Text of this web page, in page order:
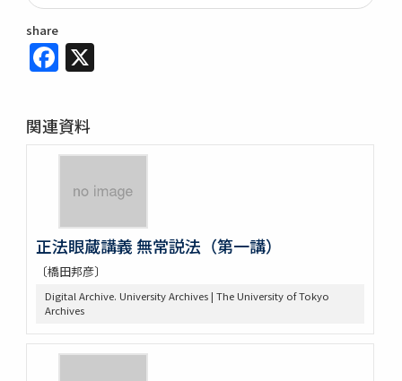
share
Facebook
関連資料
正法眼蔵講義 無常説法（第一講）
〔橋田邦彦〕
Digital Archive. University Archives | The University of Tokyo
Archives